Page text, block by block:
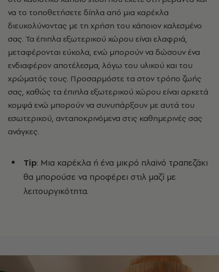
να το τοποθετήσετε δίπλα από μια καρέκλα
διευκολύνοντας με τη χρήση του κάποιον καλεσμένο
σας. Τα έπιπλα εξωτερικού χώρου είναι ελαφριά,
μεταφέρονται εύκολα, ενώ μπορούν να δώσουν ένα
ενδιαφέρον αποτέλεσμα, λόγω του υλικού και του
χρώματός τους. Προσαρμόστε τα στον τρόπο ζωής
σας, καθώς τα έπιπλα εξωτερικού χώρου είναι αρκετά
κομψά ενώ μπορούν να συνυπάρξουν με αυτά του
εσωτερικού, ανταποκρινόμενα στις καθημερινές σας
ανάγκες.
Τip: Μια καρέκλα ή ένα μικρό πλαϊνό τραπεζάκι
θα μπορούσε να προφέρει στιλ μαζί με
λειτουργικότητα.